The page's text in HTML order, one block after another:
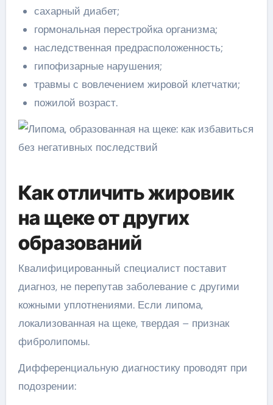
сахарный диабет;
гормональная перестройка организма;
наследственная предрасположенность;
гипофизарные нарушения;
травмы с вовлечением жировой клетчатки;
пожилой возраст.
Как отличить жировик
на щеке от других
образований
Квалифицированный специалист поставит
диагноз, не перепутав заболевание с другими
кожными уплотнениями. Если липома,
локализованная на щеке, твердая – признак
фибролипомы.
Дифференциальную диагностику проводят при
подозрении: